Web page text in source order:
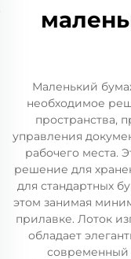
Маленький
необходимое
пространства,
управления
рабочего места.
решение для
для стандартных
этом занимая
прилавке. Лоток
обладает
современный